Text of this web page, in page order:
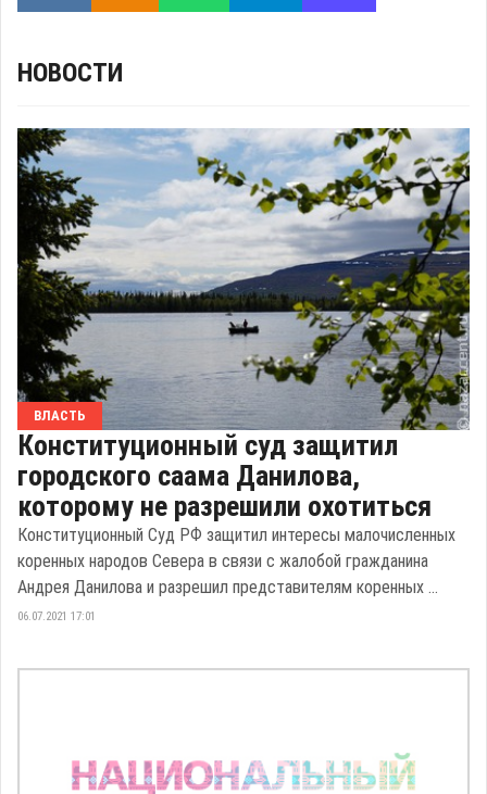
НОВОСТИ
ВЛАСТЬ
Конституционный суд защитил
городского саама Данилова,
которому не разрешили охотиться
Конституционный Суд РФ защитил интересы малочисленных
коренных народов Севера в связи с жалобой гражданина
Андрея Данилова и разрешил представителям коренных ...
06.07.2021 17:01